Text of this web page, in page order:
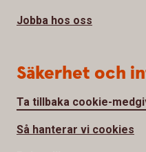
Jobba hos oss
Säkerhet och
Ta tillbaka cookie-
Så hanterar vi cookies